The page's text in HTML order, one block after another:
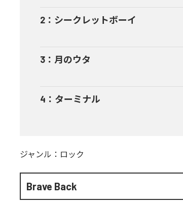
2 ： シークレットボーイ
3 ： 月のウタ
4 ： ターミナル
ジャンル： ロック
Brave Back